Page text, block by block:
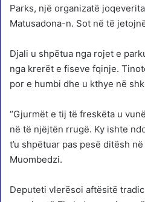
Parks, një organizatë
Matusadona-n. Sot në të
Djali u shpëtua nga rojet e
nga krerët e fiseve fqinje.
por e humbi dhe u kthye në
“Gjurmët e tij të freskëta u
në të njëjtën rrugë. Ky ishte
t’u shpëtuar pas pesë ditësh
Muombedzi.
Deputeti vlerësoi aftësitë